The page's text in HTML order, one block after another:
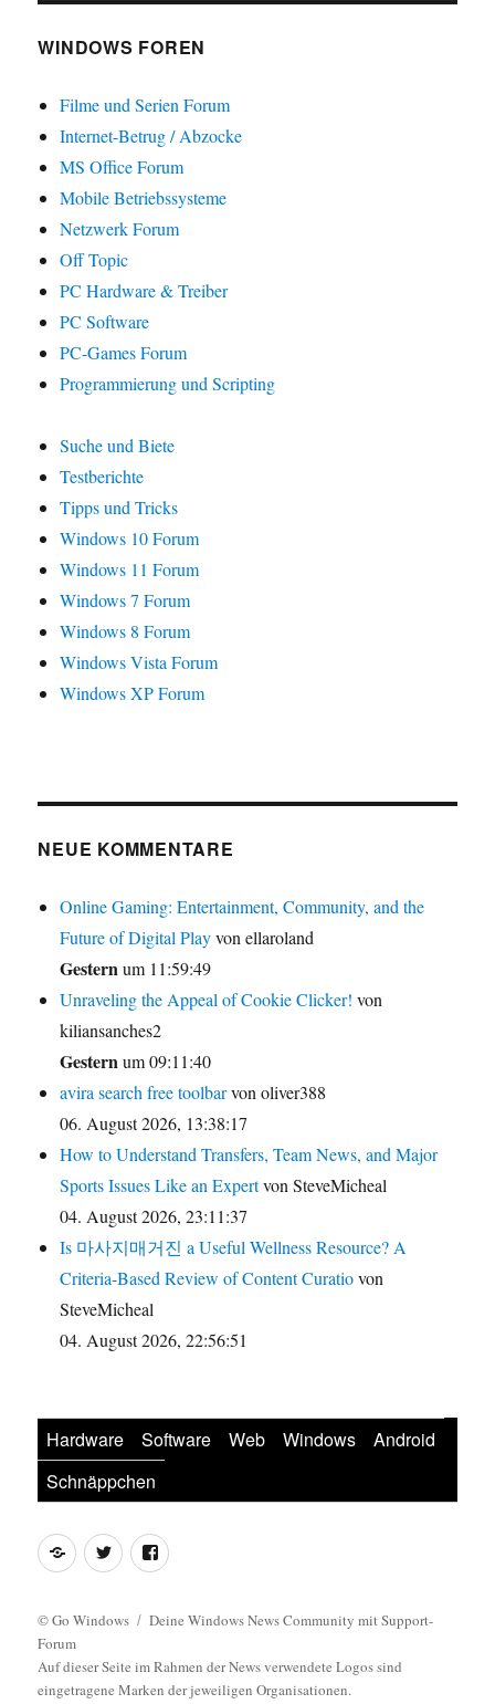
WINDOWS FOREN
Filme und Serien Forum
Internet-Betrug / Abzocke
MS Office Forum
Mobile Betriebssysteme
Netzwerk Forum
Off Topic
PC Hardware & Treiber
PC Software
PC-Games Forum
Programmierung und Scripting
Suche und Biete
Testberichte
Tipps und Tricks
Windows 10 Forum
Windows 11 Forum
Windows 7 Forum
Windows 8 Forum
Windows Vista Forum
Windows XP Forum
NEUE KOMMENTARE
Online Gaming: Entertainment, Community, and the
Future of Digital Playvon ellaroland
Gesternum 11:59:49
Unraveling the Appeal of Cookie Clicker! von
kiliansanches2
Gesternum 09:11:40
avira search free toolbarvon oliver388
06. August 2026, 13:38:17
How to Understand Transfers, Team News, and Major
Sports Issues Like an Expertvon SteveMicheal
04. August 2026, 23:11:37
Is 마사지매거진 a Useful Wellness Resource? A
Criteria-Based Review of Content Curatiovon
SteveMicheal
04. August 2026, 22:56:51
Hardware Software Web Windows
Android
Schnäppchen
Feed TwitterFacebook
©Go Windows
Deine Windows News Community mit Support-
Forum
Auf dieser Seite im Rahmen der News verwendete Logos sind
eingetragene Marken der jeweiligen Organisationen.